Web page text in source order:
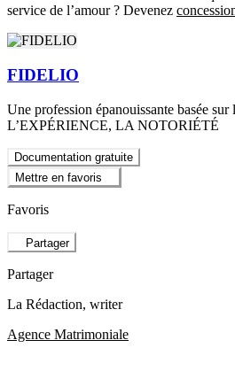
service de l’amour ? Devenez
FIDELIO
Une profession épanouissante basée sur
L’EXPÉRIENCE, LA NOTORIÉTÉ
Documentation gratuite
Mettre en favoris
Favoris
Partager
Partager
La Rédaction, writer
Agence Matrimoniale